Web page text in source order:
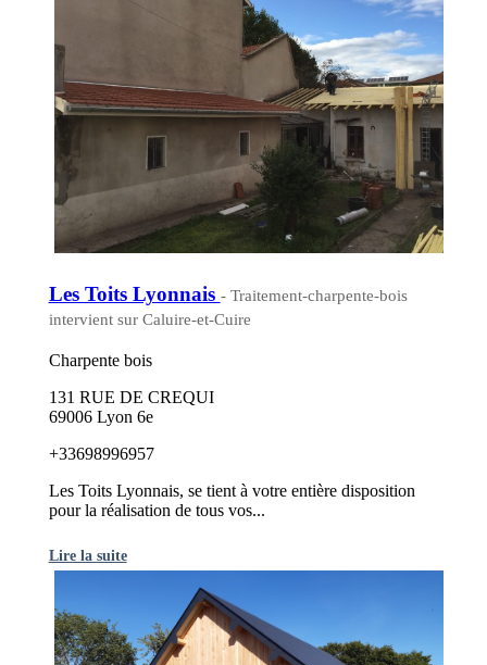
Les Toits Lyonnais - Traitement-charpente-bois
intervient sur Caluire-et-Cuire
Charpente bois
131 RUE DE CREQUI
69006 Lyon 6e
+33698996957
Les Toits Lyonnais, se tient à votre entière disposition
pour la réalisation de tous vos...
Lire la suite